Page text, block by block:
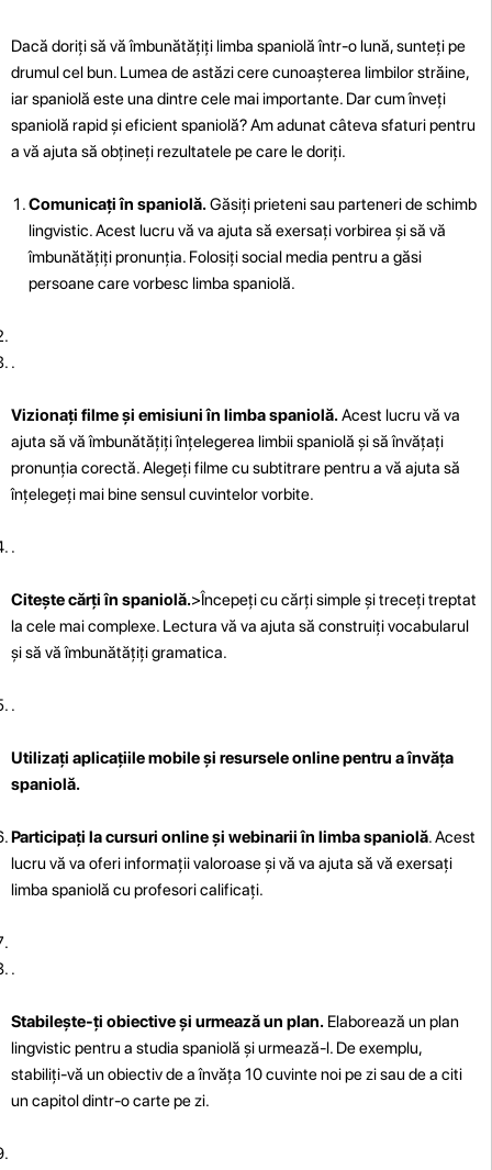
Dacă doriți să vă îmbunătățiți limba spaniolă într-o lună, sunteți pe
drumul cel bun. Lumea de astăzi cere cunoașterea limbilor străine,
iar spaniolă este una dintre cele mai importante. Dar cum înveți
spaniolă rapid și eficient spaniolă? Am adunat câteva sfaturi pentru
a vă ajuta să obțineți rezultatele pe care le doriți.
Comunicați în spaniolă.Găsiți prieteni sau parteneri de schimb
lingvistic. Acest lucru vă va ajuta să exersați vorbirea și să vă
îmbunătățiți pronunția. Folosiți social media pentru a găsi
persoane care vorbesc limba spaniolă.
.
Vizionați filme și emisiuni în limba spaniolă.Acest lucru vă va
ajuta să vă îmbunătățiți înțelegerea limbii spaniolă și să învățați
pronunția corectă. Alegeți filme cu subtitrare pentru a vă ajuta să
înțelegeți mai bine sensul cuvintelor vorbite.
.
Citește cărți în spaniolă.>Începeți cu cărți simple și treceți treptat
la cele mai complexe. Lectura vă va ajuta să construiți vocabularul
și să vă îmbunătățiți gramatica.
.
Utilizați aplicațiile mobile și resursele online pentru a învăța
spaniolă.
Participați la cursuri online și webinarii în limba spaniolă. Acest
lucru vă va oferi informații valoroase și vă va ajuta să vă exersați
limba spaniolă cu profesori calificați.
.
Stabilește-ți obiective și urmează un plan. Elaborează un plan
lingvistic pentru a studia spaniolă și urmează-l. De exemplu,
stabiliți-vă un obiectiv de a învăța 10 cuvinte noi pe zi sau de a citi
un capitol dintr-o carte pe zi.